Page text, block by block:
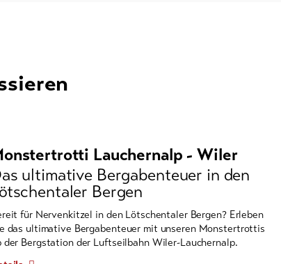
Lauchernalp - Wiler
ultimative Bergabenteuer in den
Bergen
für Nervenkitzel in den Lötschentaler Bergen? Erleben
das ultimative Bergabenteuer mit unseren Monstertrottis
der Bergstation der Luftseilbahn Wiler-Lauchernalp.